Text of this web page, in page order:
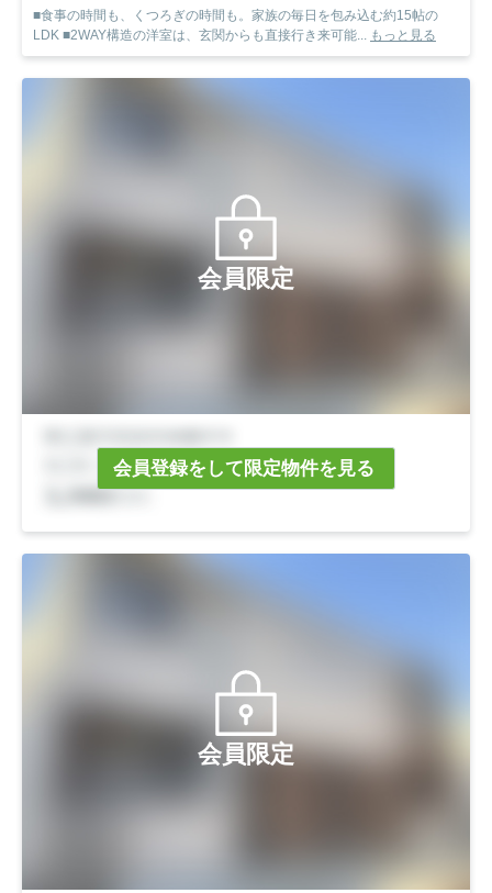
■食事の時間も、くつろぎの時間も。家族の毎日を包み込む約15帖の
LDK ■2WAY構造の洋室は、玄関からも直接行き来可能...
もっと見る
会員限定
会員登録をして限定物件を見る
会員限定